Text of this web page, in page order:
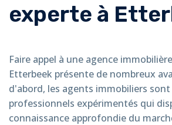
experte à
Faire appel à une agence
Etterbeek présente de nombreux
d'abord, les agents immobiliers sont
professionnels expérimentés qui
connaissance approfondie du